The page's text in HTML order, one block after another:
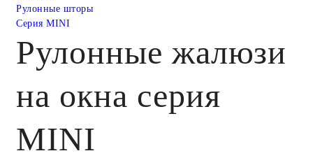
Рулонные шторы
Серия MINI
Рулонные жалюзи
на окна серия
MINI